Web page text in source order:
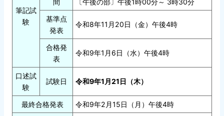
筆記試
験
基準点
発表
令和8年11月20日（金）午後4時
合格発
表
令和9年1月6日（水）午後4時
口述試
験
試験日 令和9年1月21日（木）
最終合格発表
令和9年2月15日（月）午後4時